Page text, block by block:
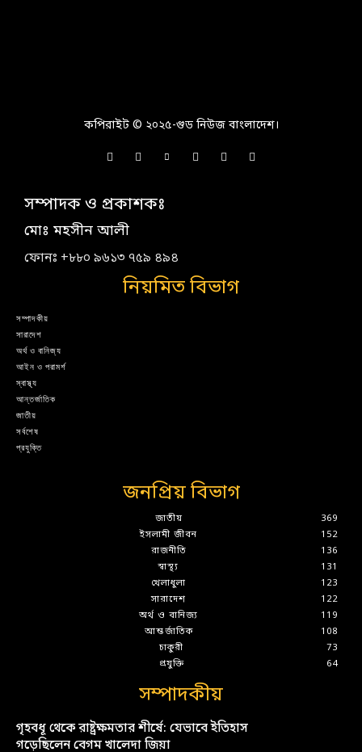
কপিরাইট © ২০২৫-গুড নিউজ বাংলাদেশ।
সম্পাদক ও প্রকাশকঃ
মোঃ মহসীন আলী
ফোনঃ +৮৮০ ৯৬১৩ ৭৫৯ ৪৯৪
নিয়মিত বিভাগ
সম্পাদকীয়
সারাদেশ
অর্থ ও বানিজ্য
আইন ও পরামর্শ
স্বাস্থ্য
আন্তর্জাতিক
জাতীয়
সর্বশেষ
প্রযুক্তি
জনপ্রিয় বিভাগ
জাতীয়
369
ইসলামী জীবন
152
রাজনীতি
136
স্বাস্থ্য
131
খেলাধুলা
123
সারাদেশ
122
অর্থ ও বানিজ্য
119
আন্তর্জাতিক
108
চাকুরী
73
প্রযুক্তি
64
সম্পাদকীয়
গৃহবধূ থেকে রাষ্ট্রক্ষমতার শীর্ষে: যেভাবে ইতিহাস
গড়েছিলেন বেগম খালেদা জিয়া